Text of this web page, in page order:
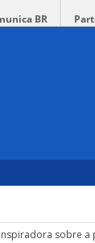
BR
sobre a